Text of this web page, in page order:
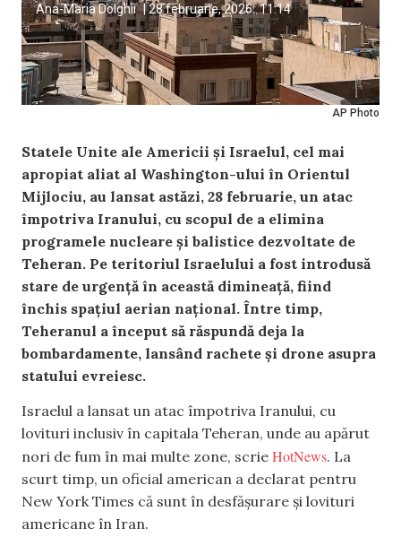
AP Photo
Ana-Maria Dolghii |28 februarie, 2026 11:14
Statele Unite ale Americii și Israelul, cel mai
apropiat aliat al Washington-ului în Orientul
Mijlociu, au lansat astăzi, 28 februarie, un atac
împotriva Iranului, cu scopul de a elimina
programele nucleare și balistice dezvoltate de
Teheran. Pe teritoriul Israelului a fost introdusă
stare de urgență în această dimineață, fiind
închis spațiul aerian național. Între timp,
Teheranul a început să răspundă deja la
bombardamente, lansând rachete și drone asupra
statului evreiesc.
Israelul a lansat un atac împotriva Iranului, cu
lovituri inclusiv în capitala Teheran, unde au apărut
nori de fum în mai multe zone, scrie HotNews. La
scurt timp, un oficial american a declarat pentru
New York Times că sunt în desfășurare și lovituri
americane în Iran.